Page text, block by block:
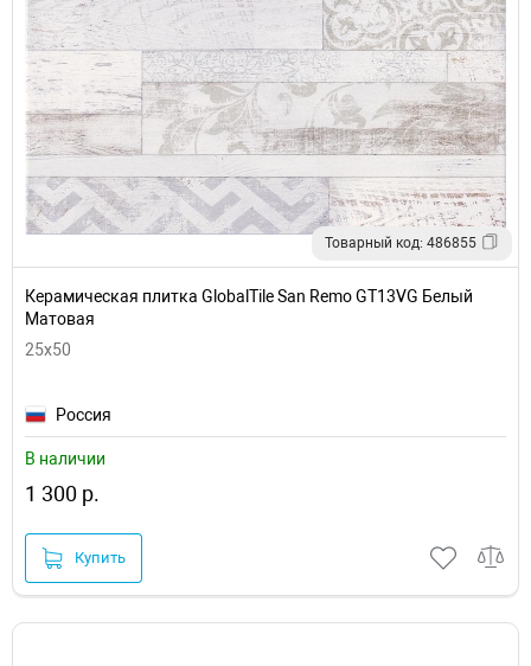
Товарный код: 486855
Керамическая плитка GlobalTile San Remo GT13VG Белый
Матовая
25x50
Россия
В наличии
1 300 р.
Купить